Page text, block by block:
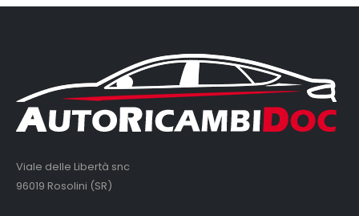
Viale delle Libertà snc
96019 Rosolini (SR)